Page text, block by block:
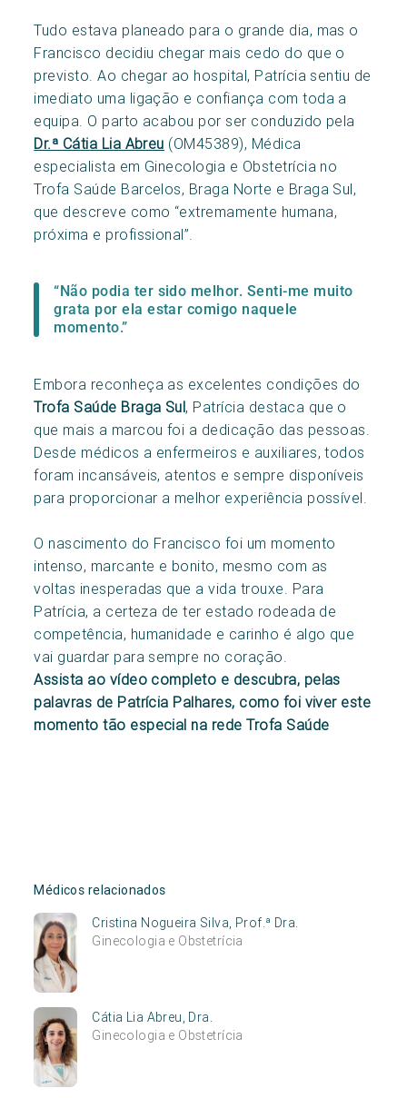
Tudo estava planeado para o grande dia, mas o
Francisco decidiu chegar mais cedo do que o
previsto. Ao chegar ao hospital, Patrícia sentiu de
imediato uma ligação e confiança com toda a
equipa. O parto acabou por ser conduzido pela
Dr.ª Cátia Lia Abreu (OM45389), Médica
especialista em Ginecologia e Obstetrícia no
Trofa Saúde Barcelos, Braga Norte e Braga Sul,
que descreve como “extremamente humana,
próxima e profissional”.
“Não podia ter sido melhor. Senti-me muito
grata por ela estar comigo naquele
momento.”
Embora reconheça as excelentes condições do
Trofa Saúde Braga Sul, Patrícia destaca que o
que mais a marcou foi a dedicação das pessoas.
Desde médicos a enfermeiros e auxiliares, todos
foram incansáveis, atentos e sempre disponíveis
para proporcionar a melhor experiência possível.
O nascimento do Francisco foi um momento
intenso, marcante e bonito, mesmo com as
voltas inesperadas que a vida trouxe. Para
Patrícia, a certeza de ter estado rodeada de
competência, humanidade e carinho é algo que
vai guardar para sempre no coração.
Assista ao vídeo completo e descubra, pelas
palavras de Patrícia Palhares, como foi viver este
momento tão especial na rede Trofa Saúde
Médicos relacionados
Cristina Nogueira Silva, Prof.ª Dra.
Ginecologia e Obstetrícia
Cátia Lia Abreu, Dra.
Ginecologia e Obstetrícia